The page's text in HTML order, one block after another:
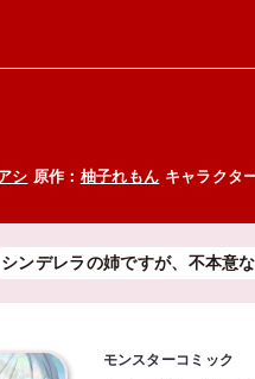
シ 原作： 柚子れもん キャラクタ
シンデレラの姉ですが、不本意
モンスターコミック